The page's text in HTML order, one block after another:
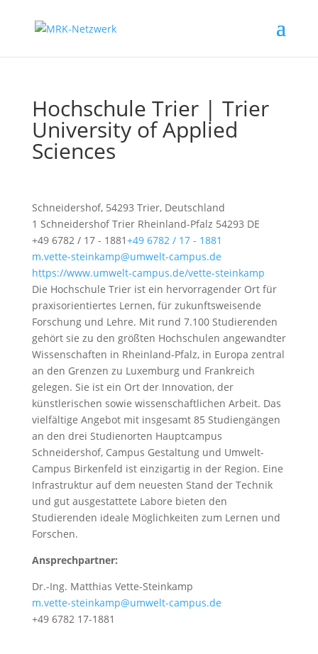
Hochschule Trier | Trier
University of Applied
Sciences
Schneidershof, 54293 Trier, Deutschland
1 Schneidershof Trier Rheinland-Pfalz 54293 DE
+49 6782 / 17 - 1881+49 6782 / 17 - 1881
m.vette-steinkamp@umwelt-campus.de
https://www.umwelt-campus.de/vette-steinkamp
Die Hochschule Trier ist ein hervorragender Ort für
praxisorientiertes Lernen, für zukunftsweisende
Forschung und Lehre. Mit rund 7.100 Studierenden
gehört sie zu den größten Hochschulen angewandter
Wissenschaften in Rheinland-Pfalz, in Europa zentral
an den Grenzen zu Luxemburg und Frankreich
gelegen. Sie ist ein Ort der Innovation, der
künstlerischen sowie wissenschaftlichen Arbeit. Das
vielfältige Angebot mit insgesamt 85 Studiengängen
an den drei Studienorten Hauptcampus
Schneidershof, Campus Gestaltung und Umwelt-
Campus Birkenfeld ist einzigartig in der Region. Eine
Infrastruktur auf dem neuesten Stand der Technik
und gut ausgestattete Labore bieten den
Studierenden ideale Möglichkeiten zum Lernen und
Forschen.
Ansprechpartner:
Dr.-Ing. Matthias Vette-Steinkamp
m.vette-steinkamp@umwelt-campus.de
+49 6782 17-1881